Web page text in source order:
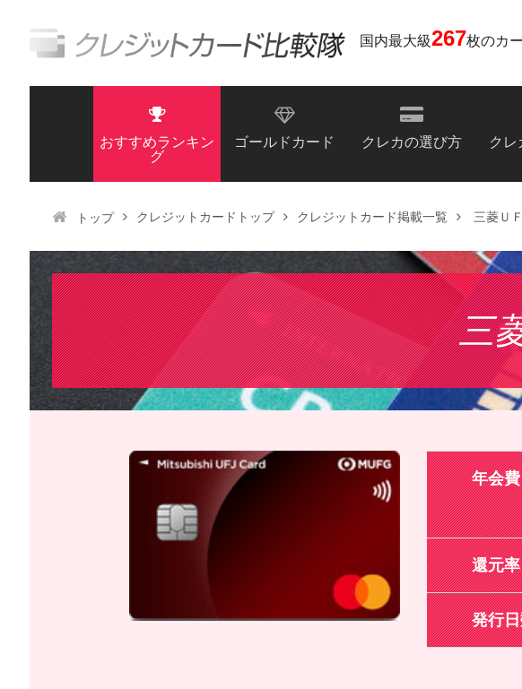
国内最大級267枚のカ
おすすめランキン
グ
ゴールドカード クレカの選び方 クレ
トップ クレジットカードトップ クレジットカード掲載一覧 三菱Ｕ
三
年会費
還元率
発行